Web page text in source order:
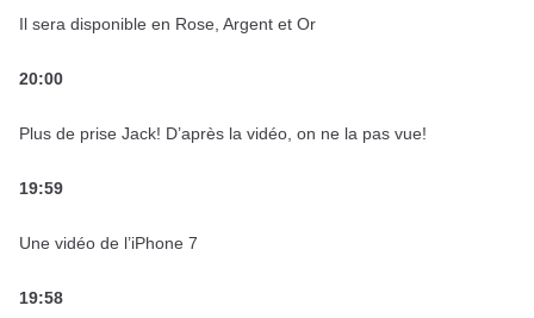
Il sera disponible en Rose, Argent et Or
20:00
Plus de prise Jack! D’après la vidéo, on ne la pas vue!
19:59
Une vidéo de l’iPhone 7
19:58